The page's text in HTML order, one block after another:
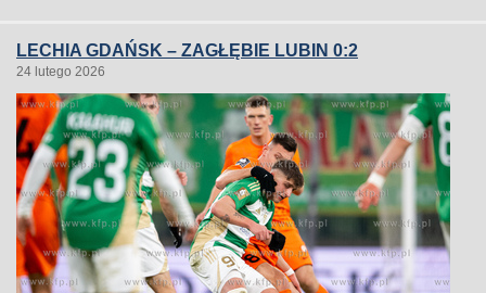
LECHIA GDAŃSK – ZAGŁĘBIE LUBIN 0:2
24 lutego 2026